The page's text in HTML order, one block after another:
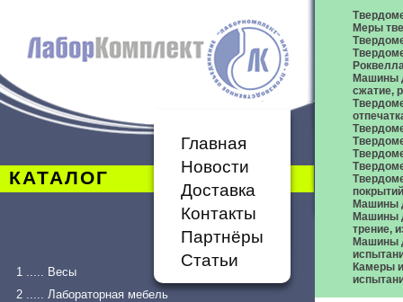
КАТАЛОГ
Главная
Новости
Доставка
Контакты
Партнёры
Статьи
1 ..... Весы
2 ..... Лабораторная мебель
Меры
Машины
сжатие,
покрытий
Машины
Машины
трение,
Машины
Камеры